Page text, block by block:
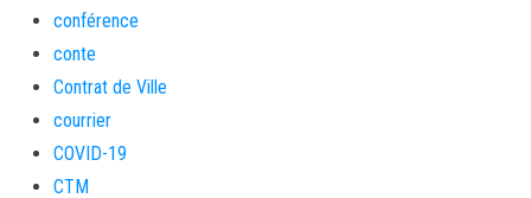
conférence
conte
Contrat de Ville
courrier
COVID-19
CTM